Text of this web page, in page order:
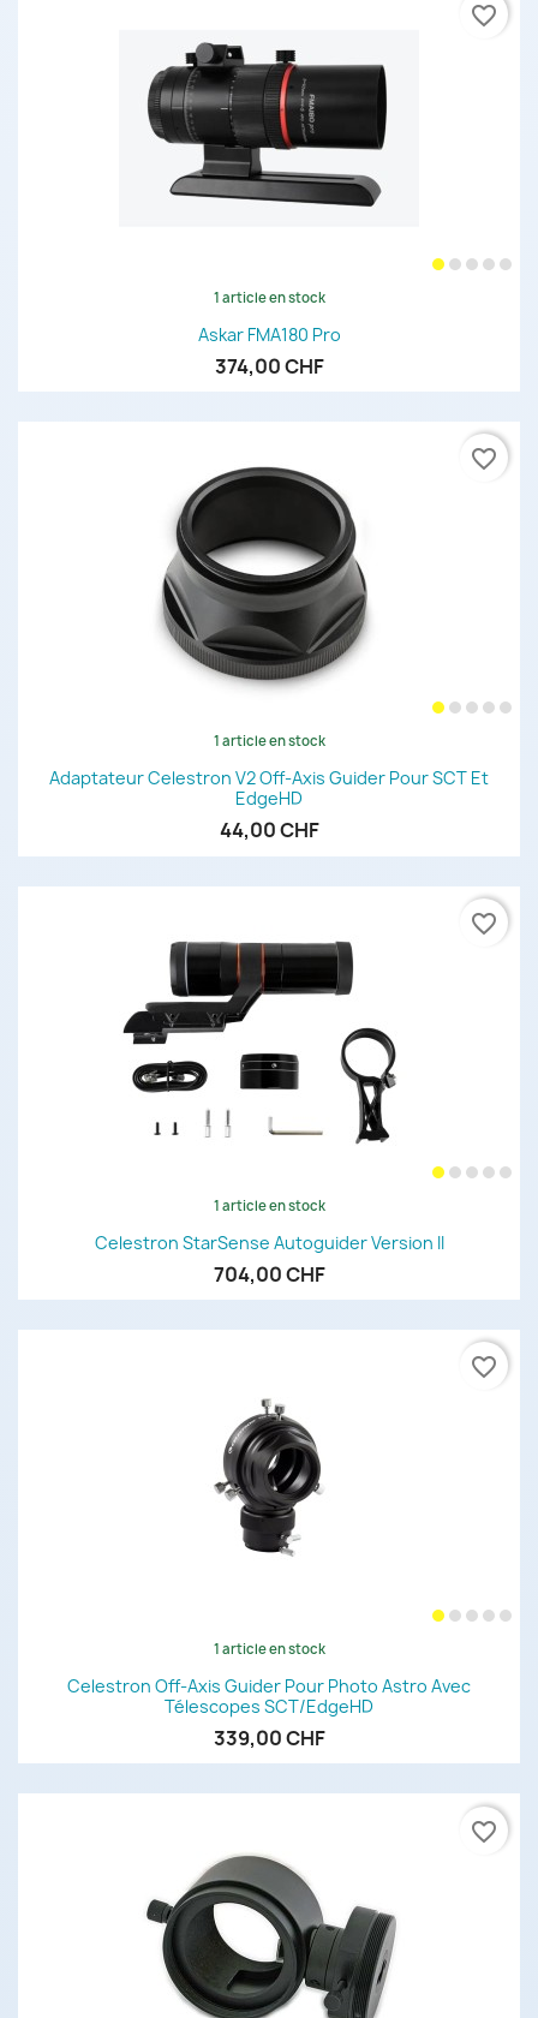
1 article en stock
Askar FMA180 Pro
374,00 CHF
favorite_border
1 article en stock
Adaptateur Celestron V2 Off-Axis Guider Pour SCT Et
EdgeHD
44,00 CHF
favorite_border
1 article en stock
Celestron StarSense Autoguider Version II
704,00 CHF
favorite_border
1 article en stock
Celestron Off-Axis Guider Pour Photo Astro Avec
Télescopes SCT/EdgeHD
339,00 CHF
favorite_border
favorite_border